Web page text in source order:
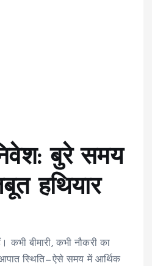
बुरे समय
हथियार
कभी बीमारी, कभी नौकरी का
स्थिति—ऐसे समय में आर्थिक